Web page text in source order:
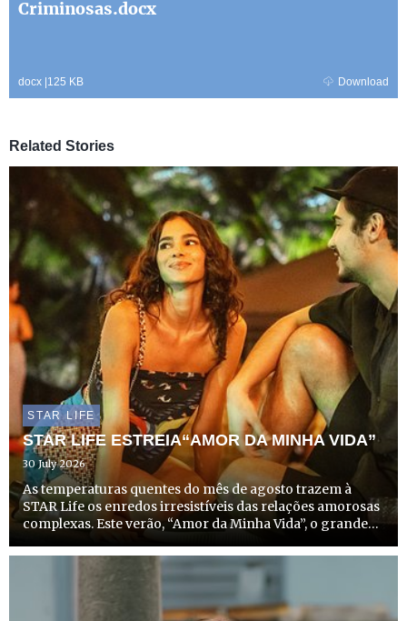
Criminosas.docx
docx |125 KB Download
Related Stories
STAR LIFE
STAR LIFE ESTREIA“AMOR DA MINHA VIDA”
30 July 2026
As temperaturas quentes do mês de agosto trazem à
STAR Life os enredos irresistíveis das relações amorosas
complexas. Este verão, “Amor da Minha Vida”, o grande
estreia marcada para dia 14 de agosto, a partir das